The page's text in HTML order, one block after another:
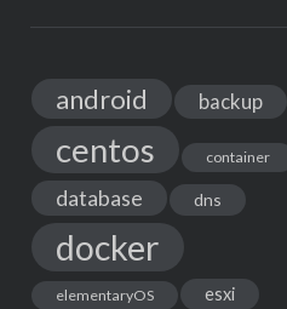
android backup
centos container
database dns
docker
elementaryOS esxi